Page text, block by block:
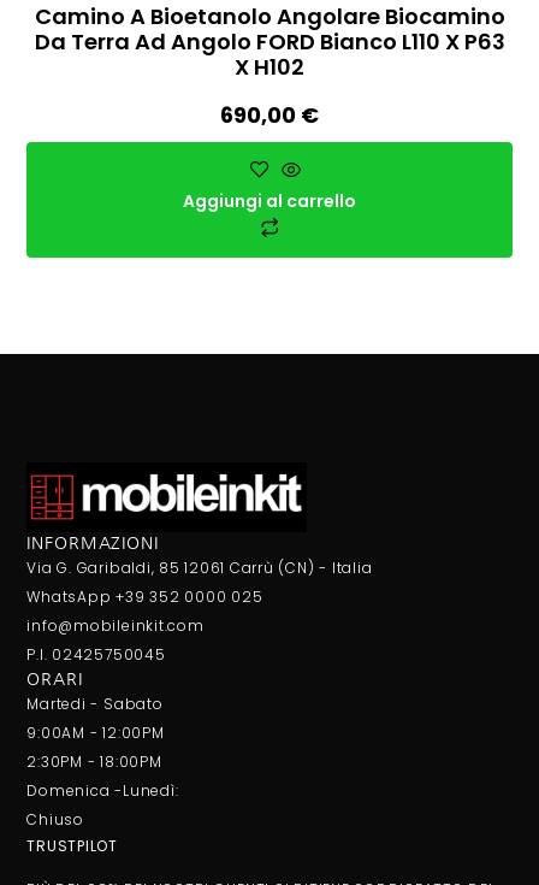
Camino A Bioetanolo Angolare Biocamino
Da Terra Ad Angolo FORD Bianco L110 X P63
X H102
690,00 €
Aggiungi al carrello
INFORMAZIONI
Via G. Garibaldi, 85 12061 Carrù (CN) - Italia
WhatsApp +39 352 0000 025
info@mobileinkit.com
P.I. 02425750045
ORARI
Martedi - Sabato
9:00AM - 12:00PM
2:30PM - 18:00PM
Domenica -Lunedì:
Chiuso
TRUSTPILOT